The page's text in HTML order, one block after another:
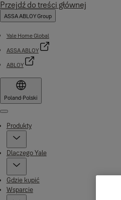
Przejdź do treści głównej
ASSA ABLOY Group
Yale Home Global
ASSA ABLOY
ABLOY
Poland·Polski
Menu
Produkty
Dlaczego Yale
Gdzie kupić
Wsparcie